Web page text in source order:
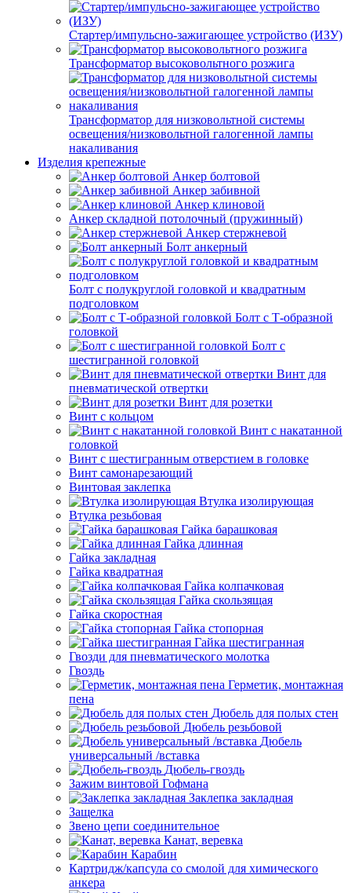
Стартер/импульсно-зажигающее устройство (ИЗУ)
Трансформатор высоковольтного розжига
Трансформатор для низковольтной системы
освещения/низковольтной галогенной лампы
накаливания
Изделия крепежные
Анкер болтовой
Анкер забивной
Анкер клиновой
Анкер складной потолочный (пружинный)
Анкер стержневой
Болт анкерный
Болт с полукруглой головкой и квадратным
подголовком
Болт с Т-образной
головкой
Болт с
шестигранной головкой
Винт для
пневматической отвертки
Винт для розетки
Винт с кольцом
Винт с накатанной
головкой
Винт с шестигранным отверстием в головке
Винт самонарезающий
Винтовая заклепка
Втулка изолирующая
Втулка резьбовая
Гайка барашковая
Гайка длинная
Гайка закладная
Гайка квадратная
Гайка колпачковая
Гайка скользящая
Гайка скоростная
Гайка стопорная
Гайка шестигранная
Гвозди для пневматического молотка
Гвоздь
Герметик, монтажная
пена
Дюбель для полых стен
Дюбель резьбовой
Дюбель
универсальный /вставка
Дюбель-гвоздь
Зажим винтовой Гофмана
Заклепка закладная
Защелка
Звено цепи соединительное
Канат, веревка
Карабин
Картридж/капсула со смолой для химического
анкера